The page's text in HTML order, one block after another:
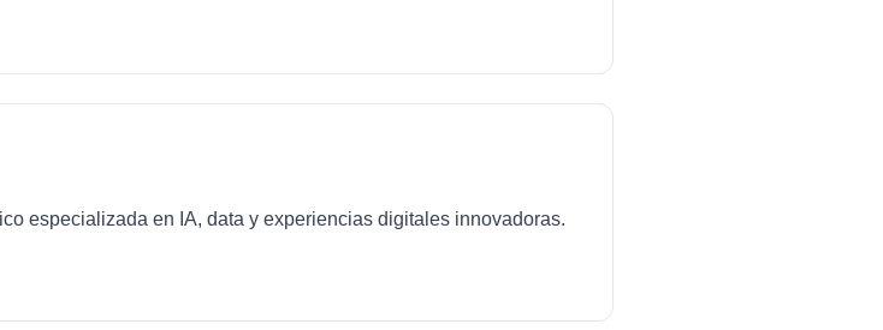
especializada en IA, data y experiencias digitales innovadoras.